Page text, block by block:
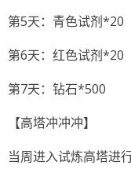
第5天：青色试剂*20
第6天：红色试剂*20
第7天：钻石*500
【高塔冲冲冲】
当周进入试炼高塔进